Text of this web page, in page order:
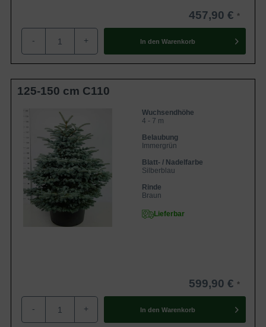
457,90 €
- + In den Warenkorb
125-150 cm C110
Wuchsendhöhe
4 - 7 m
Belaubung
Immergrün
Blatt- / Nadelfarbe
Silberblau
Rinde
Braun
Lieferbar
599,90 €
- + In den Warenkorb